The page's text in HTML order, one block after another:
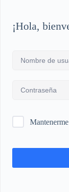
¡Hola,